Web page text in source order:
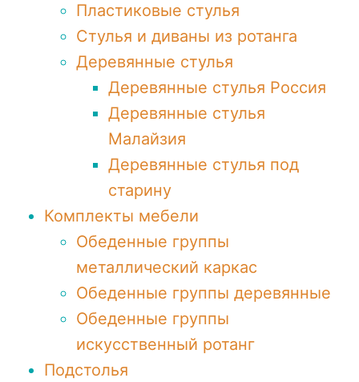
Пластиковые стулья
Стулья и диваны из ротанга
Деревянные стулья
Деревянные стулья Россия
Деревянные стулья
Малайзия
Деревянные стулья под
старину
Комплекты мебели
Обеденные группы
металлический каркас
Обеденные группы деревянные
Обеденные группы
искусственный ротанг
Подстолья